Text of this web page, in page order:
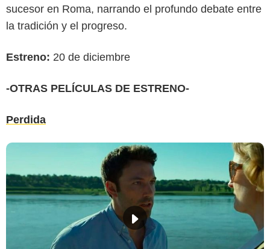
sucesor en Roma, narrando el profundo debate entre
la tradición y el progreso.
Estreno: 20 de diciembre
-OTRAS PELÍCULAS DE ESTRENO-
Perdida